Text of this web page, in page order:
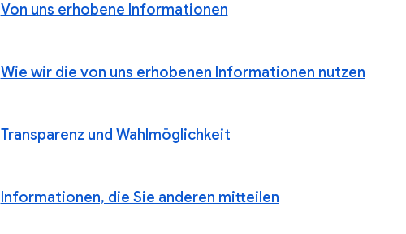
Von uns erhobene Informationen
Wie wir die von uns erhobenen Informationen nutzen
Transparenz und Wahlmöglichkeit
Informationen, die Sie anderen mitteilen